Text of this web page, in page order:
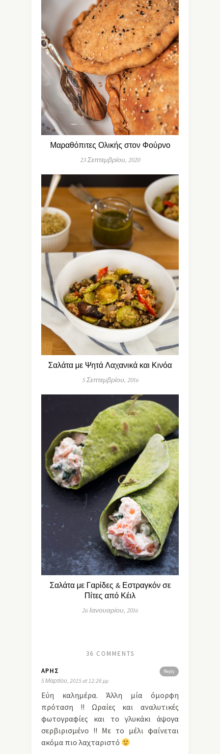
Μαραθόπιτες Ολικής στον Φούρνο
23 Σεπτεμβρίου, 2020
Σαλάτα με Ψητά Λαχανικά και Κινόα
5 Σεπτεμβρίου, 2016
Σαλάτα με Γαρίδες & Εστραγκόν σε
Πίτες από Κέιλ
26 Ιανουαρίου, 2016
36 COMMENTS
Reply
ΆΡΗΣ
5 Μαρτίου, 2015 at 12:26 μμ
Εύη καλημέρα. Άλλη μία όμορφη
πρόταση !! Ωραίες και αναλυτικές
φωτογραφίες και το γλυκάκι άψογα
σερβιρισμένο !! Με το μέλι φαίνεται
ακόμα πιο λαχταριστό